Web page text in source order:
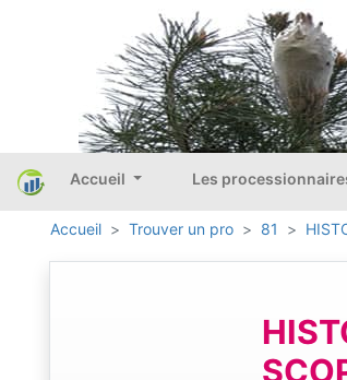
Accueil Les
Accueil Trouver un pro 81